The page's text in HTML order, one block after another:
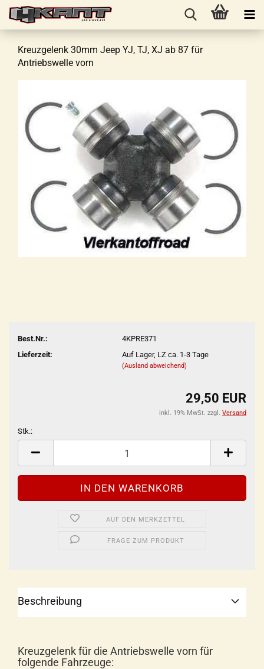
Kreuzgelenk 30mm Jeep YJ, TJ, XJ ab 87 für
Antriebswelle vorn
Best.Nr.:
4KPRE371
Lieferzeit:
Auf Lager, LZ ca. 1-3 Tage
(Ausland abweichend)
29,50 EUR
inkl. 19% MwSt. zzgl. Versand
Stk.:
Stk.
AUF DEN MERKZETTEL
FRAGE ZUM PRODUKT
Beschreibung
Kreuzgelenk für die Antriebswelle vorn für
folgende Fahrzeuge: